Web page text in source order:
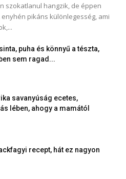
szokatlanul hangzik, de éppen
pikáns különlegesség, ami
puha és könnyű a tészta,
sem ragad...
savanyúság ecetes,
lében, ahogy a mamától
recept, hát ez nagyon